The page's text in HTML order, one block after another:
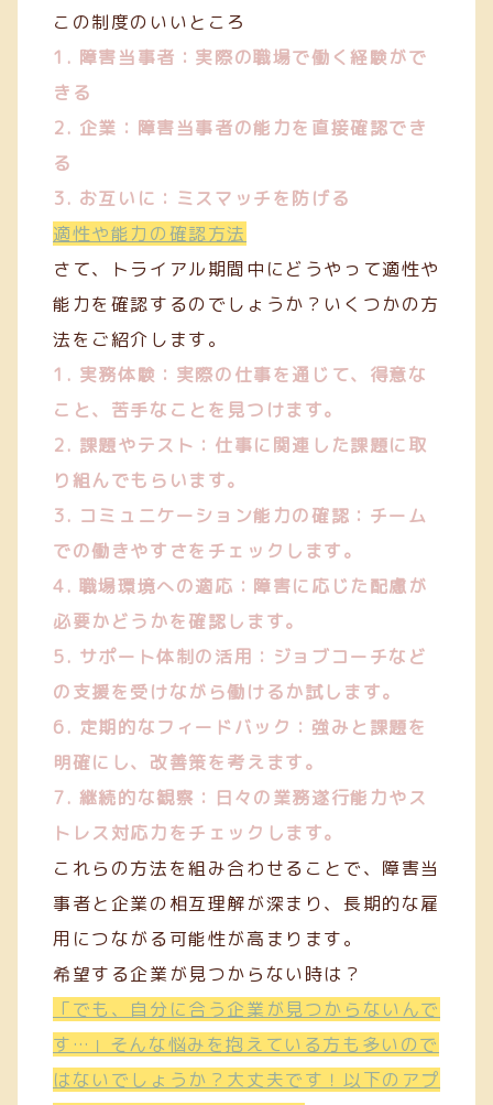
この制度のいいところ
1. 障害当事者：実際の職場で働く経験がで
きる
2. 企業：障害当事者の能力を直接確認でき
る
3. お互いに：ミスマッチを防げる
適性や能力の確認方法
さて、トライアル期間中にどうやって適性や
能力を確認するのでしょうか？いくつかの方
法をご紹介します。
1. 実務体験：実際の仕事を通じて、得意な
こと、苦手なことを見つけます。
2. 課題やテスト：仕事に関連した課題に取
り組んでもらいます。
3. コミュニケーション能力の確認：チーム
での働きやすさをチェックします。
4. 職場環境への適応：障害に応じた配慮が
必要かどうかを確認します。
5. サポート体制の活用：ジョブコーチなど
の支援を受けながら働けるか試します。
6. 定期的なフィードバック：強みと課題を
明確にし、改善策を考えます。
7. 継続的な観察：日々の業務遂行能力やス
トレス対応力をチェックします。
これらの方法を組み合わせることで、障害当
事者と企業の相互理解が深まり、長期的な雇
用につながる可能性が高まります。
希望する企業が見つからない時は？
「でも、自分に合う企業が見つからないんで
す…」そんな悩みを抱えている方も多いので
はないでしょうか？大丈夫です！以下のアプ